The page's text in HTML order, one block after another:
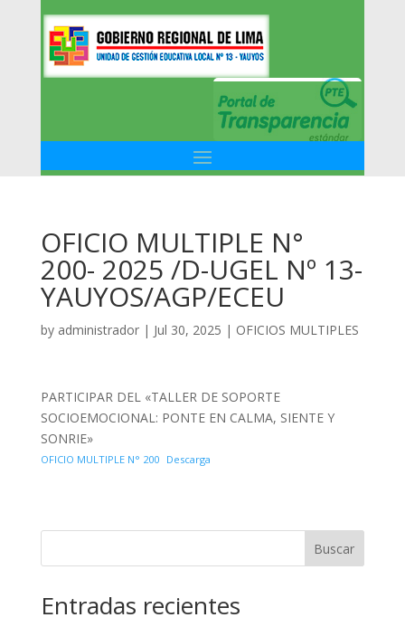
OFICIO MULTIPLE N°
200- 2025 /D-UGEL Nº 13-
YAUYOS/AGP/ECEU
by administrador| Jul 30, 2025 | OFICIOS MULTIPLES
PARTICIPAR DEL «TALLER DE SOPORTE
SOCIOEMOCIONAL: PONTE EN CALMA, SIENTE Y
SONRIE»
OFICIO MULTIPLE N° 200 Descarga
Buscar
Entradas recientes